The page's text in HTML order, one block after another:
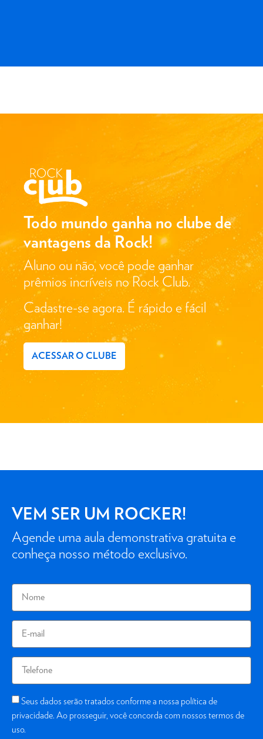
Todo mundo ganha no clube de
vantagens da Rock!
Aluno ou não, você pode ganhar
prêmios incríveis no Rock Club.
Cadastre-se agora. É rápido e fácil
ganhar!
ACESSAR O CLUBE
VEM SER UM ROCKER!
Agende uma aula demonstrativa gratuita e
conheça nosso método exclusivo.
Seus dados serão tratados conforme a nossa política de
privacidade. Ao prosseguir, você concorda com nossos termos de
uso.